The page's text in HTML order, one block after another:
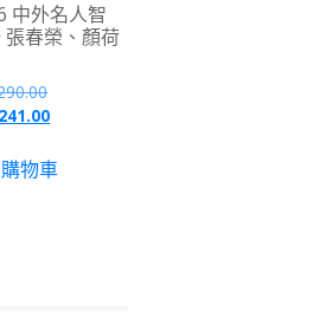
中外名人智
張春榮、顏荷
241.00
物車